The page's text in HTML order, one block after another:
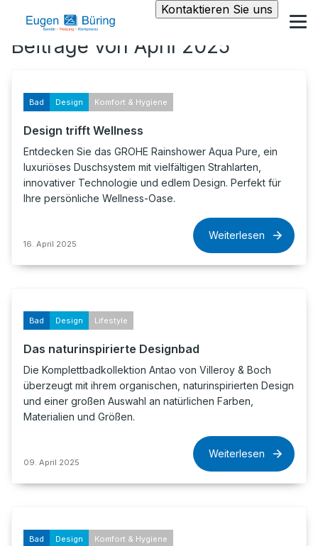
Kontaktieren Sie uns
Beiträge von April 2025
Bad Design Komfort & Hygiene
Design trifft Wellness
Entdecken Sie das GROHE Rainshower Aqua Pure, ein
luxuriöses Duschsystem mit vielfältigen Strahlarten,
innovativer Technologie und edlem Design. Perfekt für
Ihre persönliche Wellness-Oase.
16. April 2025
Weiterlesen
Bad Design Lifestyle
Das naturinspirierte Designbad
Die Komplettbadkollektion Antao von Villeroy & Boch
überzeugt mit ihrem organischen, naturinspirierten Design
und einer großen Auswahl an natürlichen Farben,
Materialien und Größen.
09. April 2025
Weiterlesen
Bad Design Komfort & Hygiene